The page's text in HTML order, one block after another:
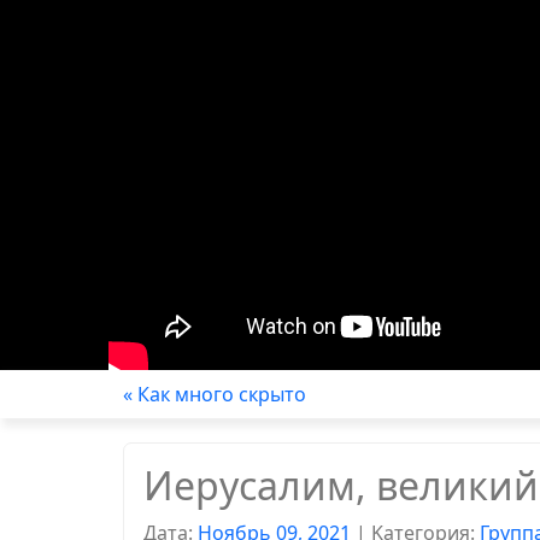
« Как много скрыто
Иерусалим,
Дата: Ноябрь 09, 2021 | Kатегория: